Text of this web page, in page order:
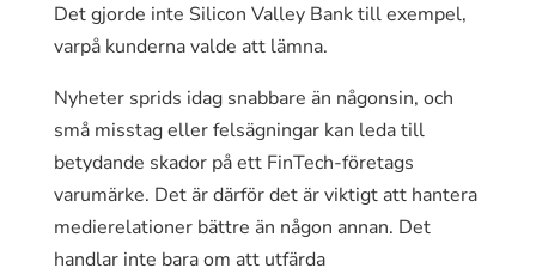
Det gjorde inte Silicon Valley Bank till exempel,
varpå kunderna valde att lämna.
Nyheter sprids idag snabbare än någonsin, och
små misstag eller felsägningar kan leda till
betydande skador på ett FinTech-företags
varumärke. Det är därför det är viktigt att hantera
medierelationer bättre än någon annan. Det
handlar inte bara om att utfärda